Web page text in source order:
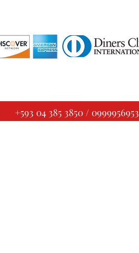
+593 04 385 3850 / 0999956953